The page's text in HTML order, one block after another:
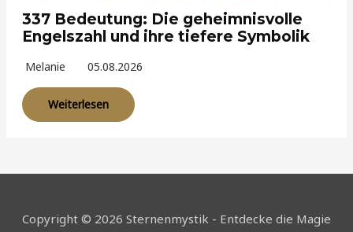
337 Bedeutung: Die geheimnisvolle
Engelszahl und ihre tiefere Symbolik
Melanie 05.08.2026
Weiterlesen
Copyright © 2026 Sternenmystik - Entdecke die Magie